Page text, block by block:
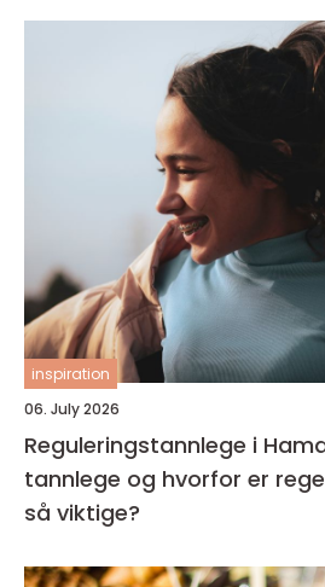
inspiration
06. July 2026
Reguleringstannlege i
tannlege og hvorfor er
så viktige?